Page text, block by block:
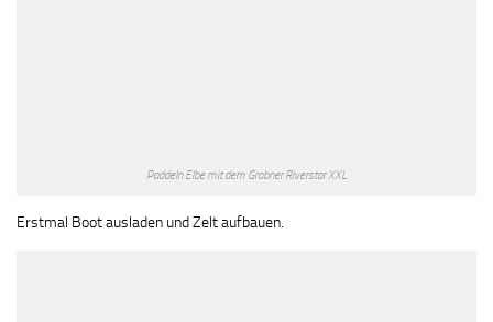
Paddeln Elbe mit dem Grabner Riverstar XXL
Erstmal Boot ausladen und Zelt aufbauen.